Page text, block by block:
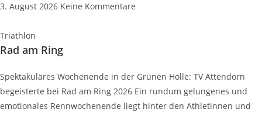
3. August 2026 Keine Kommentare
Triathlon
Rad am Ring
Spektakuläres Wochenende in der Grünen Hölle: TV Attendorn
begeisterte bei Rad am Ring 2026 Ein rundum gelungenes und
emotionales Rennwochenende liegt hinter den Athletinnen und